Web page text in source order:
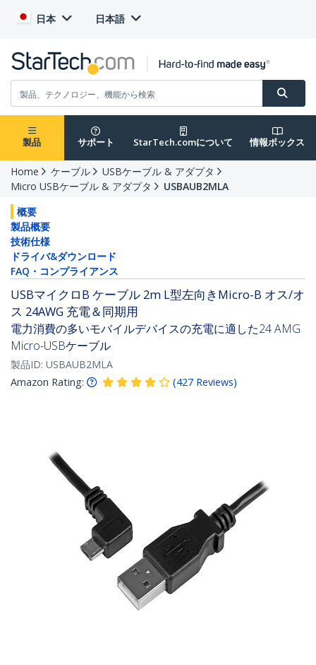
日本 日本語
製品 サポート StarTech.comについて 情報ボックス
Home ケーブル
USBケーブル & アダプタ
Micro USBケーブル & アダプタ
USBAUB2MLA
概要
製品概要
技術仕様
ドライバ&ダウンロード
FAQ・コンプライアンス
USBマイクロB ケーブル 2m L型左向きMicro-B オス/オ
ス 24AWG 充電＆同期用
電力消費の多いモバイルデバイスの充電に適した24 AMG
Micro-USBケーブル
製品ID: USBAUB2MLA
Amazon Rating:
(427 Reviews)